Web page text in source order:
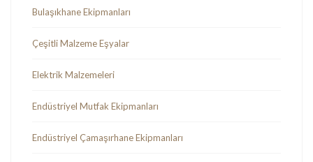
Bulaşıkhane Ekipmanları
Çeşitli Malzeme Eşyalar
Elektrik Malzemeleri
Endüstriyel Mutfak Ekipmanları
Endüstriyel Çamaşırhane Ekipmanları